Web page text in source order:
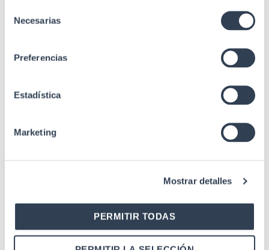
Necesarias
Preferencias
Estadística
Marketing
Mostrar detalles
PERMITIR TODAS
almacenamiento
min. estático
min. dinámico